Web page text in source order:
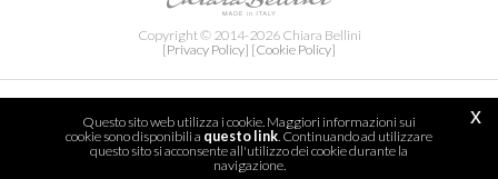
Copyright © 2014-2026 Chiara Bellini
[Privacy Policy] [Cookie Policy]
x
Questo sito web utilizza i cookie. Maggiori informazioni sui
cookie sono disponibili a questo link. Continuando ad utilizzare
questo sito si acconsente all'utilizzo dei cookie durante la
navigazione.